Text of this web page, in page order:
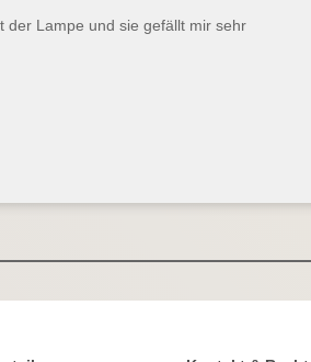
der Lampe und sie gefällt mir sehr